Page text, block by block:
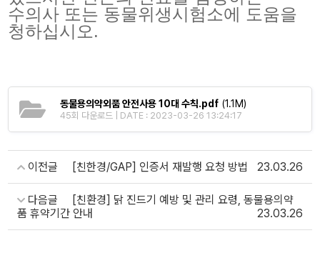
수의사 또는 동물위생시험소에 도움을
청하십시오.
동물용의약외품 안전사용 10대 수칙.pdf (1.1M)
45회 다운로드 | DATE : 2023-03-26 13:24:17
이전글 [친한경/GAP] 인증서 재발행 요청 방법 23.03.26
다음글
[친환경] 닭 진드기 예방 및 관리 요령, 동물용의약
품 휴약기간 안내
23.03.26